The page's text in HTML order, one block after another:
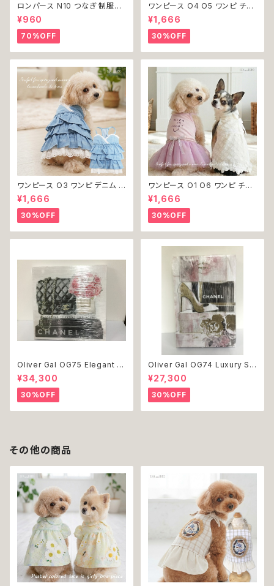
ロンパース N10 つなぎ 制服風
チェック柄 グレー 灰色 コスチュ
ーム コスプレ ドッグウェア dog
犬 猫 ペット 服 犬服 洋服 オシ
ャレ かわいい 小型犬 返品交換
不可
¥960
70%OFF
ワンピース O4 O5 ワンピ チェ
ック プリーツ レース 女の子 犬
犬服 小型 猫 服 洋服 ペット do
g ドッグウェア おしゃれ かわい
い 返品交換不可
¥1,666
30%OFF
ワンピース O3 ワンピ デニム プ
リーツ レース 女の子 犬 犬服
小型 猫 服 洋服 ペット dog ド
ッグウェア おしゃれ かわいい 返
品交換不可
¥1,666
30%OFF
ワンピース O1 O6 ワンピ チュ
ール レース 花 フラワー 女の子
犬 犬服 小型 猫 服 洋服 ペット
dog ドッグウェア おしゃれ かわ
いい 返品交換不可
¥1,666
30%OFF
Oliver Gal OG75 Elegant E
ssentials Paris 絵 アート イ
ンテリア お祝い 贈り物 プレゼ
ント 結婚 新築 開店 周年 バー
スデイ 誕生日 ご褒美
¥34,300
30%OFF
Oliver Gal OG74 Luxury St
acked Shoes Rose Giftbo
x 絵 アート インテリア お祝い
贈り物 プレゼント 結婚 新築 開
店 周年 バースデイ 誕生日 ご褒
美
¥27,300
30%OFF
その他の商品